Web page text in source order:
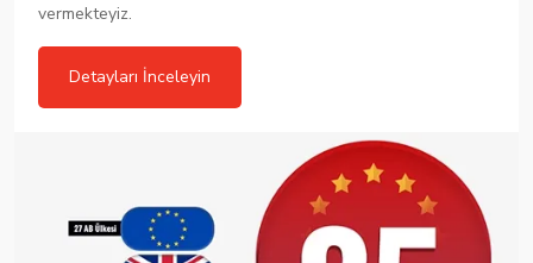
vermekteyiz.
Detayları İnceleyin